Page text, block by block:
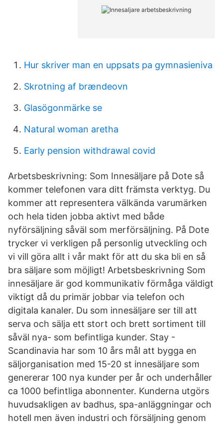
Hur skriver man en uppsats pa gymnasieniva
Skrotning af brændeovn
Glasögonmärke se
Natural woman aretha
Early pension withdrawal covid
Arbetsbeskrivning: Som Innesäljare på Dote så
kommer telefonen vara ditt främsta verktyg. Du
kommer att representera välkända varumärken
och hela tiden jobba aktivt med både
nyförsäljning såväl som merförsäljning. På Dote
trycker vi verkligen på personlig utveckling och
vi vill göra allt i vår makt för att du ska bli en så
bra säljare som möjligt! Arbetsbeskrivning Som
innesäljare är god kommunikativ förmåga väldigt
viktigt då du primär jobbar via telefon och
digitala kanaler. Du som innesäljare ser till att
serva och sälja ett stort och brett sortiment till
såväl nya- som befintliga kunder. Stay -
Scandinavia har som 10 års mål att bygga en
säljorganisation med 15-20 st innesäljare som
genererar 100 nya kunder per år och underhåller
ca 1000 befintliga abonnenter. Kunderna utgörs
huvudsakligen av badhus, spa-anläggningar och
hotell men även industri och försäljning genom